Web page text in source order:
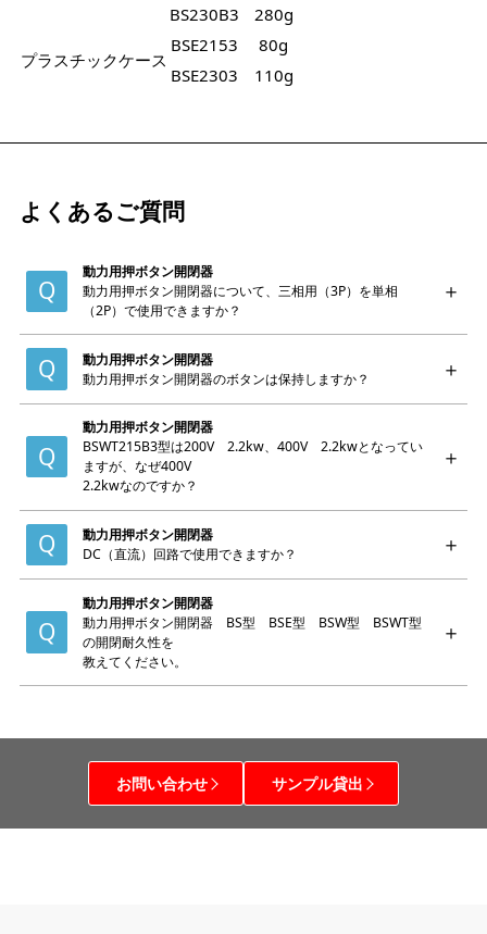
BS230B3
280g
プラスチックケース
BSE2153
80g
BSE2303
110g
よくあるご質問
動力用押ボタン開閉器
動力用押ボタン開閉器について、三相用（3P）を単相
（2P）で使用できますか？
動力用押ボタン開閉器
動力用押ボタン開閉器のボタンは保持しますか？
動力用押ボタン開閉器
BSWT215B3型は200V 2.2kw、400V 2.2kwとなってい
ますが、なぜ400V
2.2kwなのですか？
動力用押ボタン開閉器
DC（直流）回路で使用できますか？
動力用押ボタン開閉器
動力用押ボタン開閉器 BS型 BSE型 BSW型 BSWT型
の開閉耐久性を
教えてください。
お問い合わせ サンプル貸出